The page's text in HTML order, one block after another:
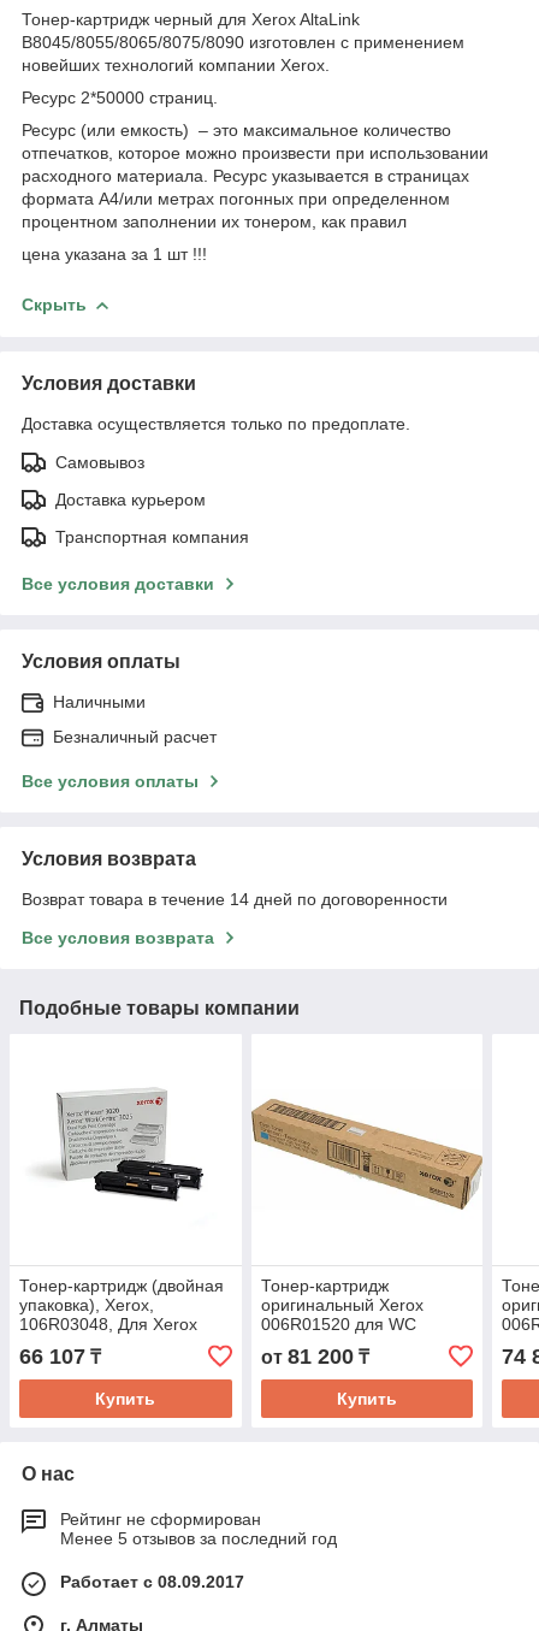
Тонер-картридж черный для Xerox AltaLink
B8045/8055/8065/8075/8090 изготовлен с применением
новейших технологий компании Xerox.
Ресурс 2*50000 страниц.
Ресурс (или емкость) – это максимальное количество
отпечатков, которое можно произвести при использовании
расходного материала. Ресурс указывается в страницах
формата А4/или метрах погонных при определенном
процентном заполнении их тонером, как правил
цена указана за 1 шт !!!
Скрыть
Условия доставки
Доставка осуществляется только по предоплате.
Самовывоз
Доставка курьером
Транспортная компания
Все условия доставки
Условия оплаты
Наличными
Безналичный расчет
Все условия оплаты
Условия возврата
Возврат товара в течение 14 дней по договоренности
Все условия возврата
Подобные товары компании
Тонер-картридж (двойная
упаковка), Xerox,
106R03048, Для Xerox
Phaser 3020BI,
WorkCentre
3025BI/3025NI, 3 000
66 107 ₸
Купить
Тонер-картридж
оригинальный Xerox
006R01520 для WC
7545/7830/7835/7845/7855/
голубой
от 81 200₸
Купить
74
О нас
Рейтинг не сформирован
Менее 5 отзывов за последний год
Работает с 08.09.2017
г. Алматы